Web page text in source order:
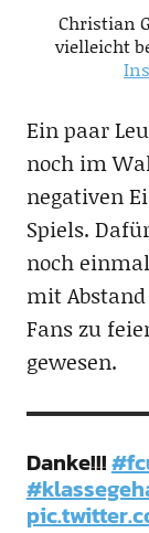
Christian
vielleicht
Ein paar
noch im
negativen
Spiels.
noch
mit
Fans zu
gewesen.
Danke!!!